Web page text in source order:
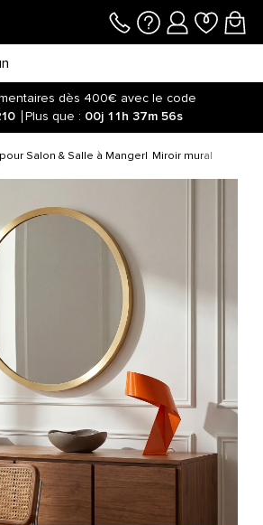
dès 400€ avec le code
Plus que : 00j 11h 37m 56s
Salon & Salle à Manger Miroir mural